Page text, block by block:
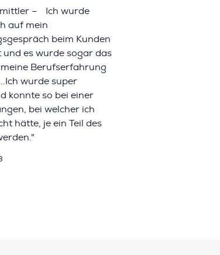
– Ich wurde
auf mein
beim Kunden
es wurde sogar das
Berufserfahrung
wurde super
konnte so bei einer
bei welcher ich
hätte, je ein Teil des